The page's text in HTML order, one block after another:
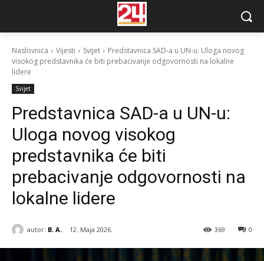
Naslovnica Vijesti Svijet
Predstavnica SAD-a u UN-u: Uloga novog
visokog predstavnika će biti prebacivanje odgovornosti na lokalne
lidere
Svijet
Predstavnica SAD-a u UN-u:
Uloga novog visokog
predstavnika će biti
prebacivanje odgovornosti na
lokalne lidere
autor: B. A. 12. Maja 2026. 0
369